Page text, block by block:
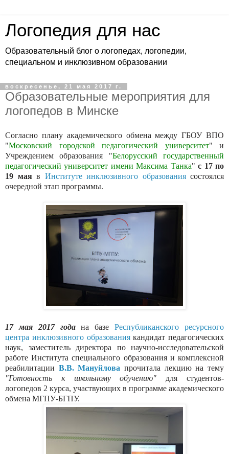
Логопедия для нас
Образовательный блог о логопедах, логопедии,
специальном и инклюзивном образовании
воскресенье, 21 мая 2017 г.
Образовательные мероприятия для
логопедов в Минске
Согласно плану академического обмена между ГБОУ ВПО
"Московский городской педагогический университет" и
Учреждением образования "Белорусский государственный
педагогический университет имени Максима Танка"с 17 по
19 маяв Институте инклюзивного образованиясостоялся
очередной этап программы.
17 мая 2017 годана базеРеспубликанского ресурсного
центра инклюзивного образованиякандидат педагогических
наук, заместитель директора по научно-исследовательской
работе Института специального образования и комплексной
реабилитации В.В. Мануйлова прочитала лекцию на тему
"Готовность к школьному обучению" для студентов-
логопедов 2 курса, участвующих в программе академического
обмена МГПУ-БГПУ.